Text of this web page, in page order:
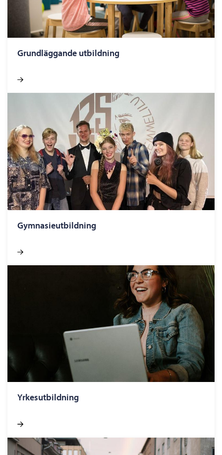
Grundläggande utbildning
Gymnasieutbildning
Yrkesutbildning